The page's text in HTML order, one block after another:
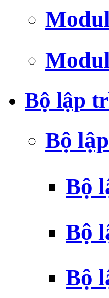
Bộ lập
Bộ
Bộ
Bộ
Bộ